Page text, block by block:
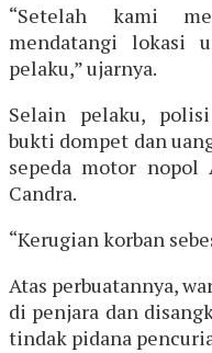
“Setelah kami
mendatangi lokasi
pelaku,” ujarnya.
Selain pelaku,
bukti dompet dan
sepeda motor nopol
Candra.
“Kerugian korban
Atas perbuatannya,
di penjara dan
tindak pidana